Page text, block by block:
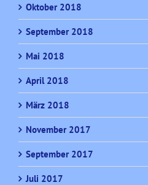
Oktober 2018
September 2018
Mai 2018
April 2018
März 2018
November 2017
September 2017
Juli 2017